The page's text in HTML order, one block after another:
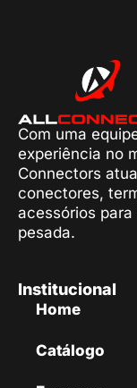
Com uma
experiência no
Connectors
conectores,
acessórios
pesada.
Institucional
Home
Catálogo